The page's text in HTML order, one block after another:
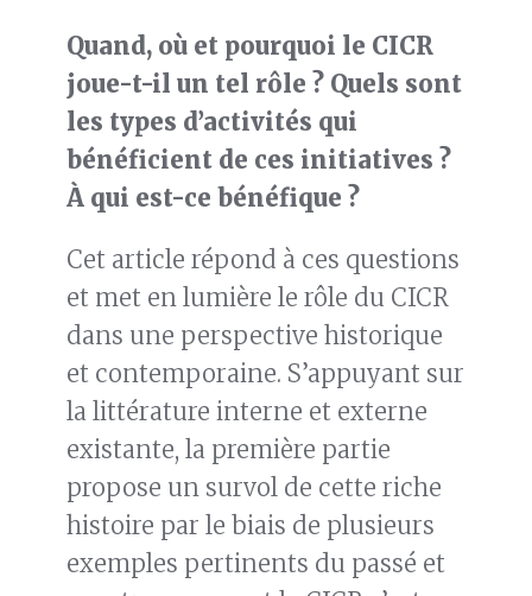
Quand, où et pourquoi le CICR
joue-t-il un tel rôle ? Quels sont
les types d’activités qui
bénéficient de ces initiatives ?
À qui est-ce bénéfique ?
Cet article répond à ces questions
et met en lumière le rôle du CICR
dans une perspective historique
et contemporaine. S’appuyant sur
la littérature interne et externe
existante, la première partie
propose un survol de cette riche
histoire par le biais de plusieurs
exemples pertinents du passé et